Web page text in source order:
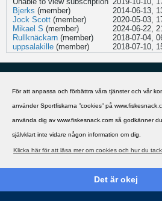
För att anpassa och förbättra våra tjänster och vår
använder Sportfiskarna ”cookies” på
använda dig av www.fiskesnack.com så godkänner
självklart inte vidare någon information om dig.
Klicka här för att läsa mer om cookies och hur du
Det är okej
Bjerks (member)
2014-06-13,
Jock Scott (member)
2020-05-03,
Mikael S (member)
2024-06-22,
Rullknäckarn (member)
2018-07-04,
uppsalakille (member) 2018-07-10,
Copyright ©2002 - 2021, FiskeSnack.com.
Copyright © 2026 MH Sub I,
All times are